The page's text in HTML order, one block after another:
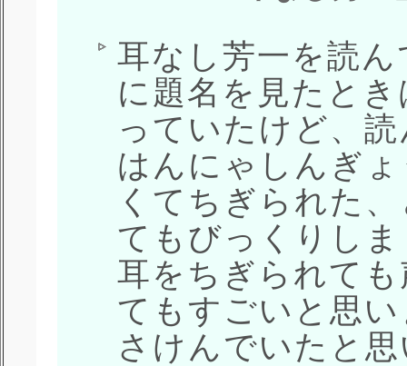
耳なし芳一を読
に題名を見たと
っていたけど、
はんにゃしんぎ
くてちぎられた
てもびっくりし
耳をちぎられて
てもすごいと思
さけんでいたと